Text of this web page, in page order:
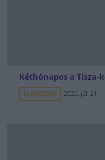
Kéthónapos a
ELEMZÉSEK 2026. júl. 21.